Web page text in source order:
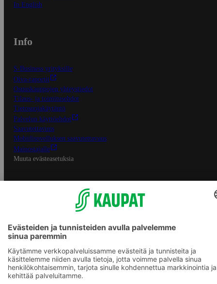
In English
Info
S-Business yrityksille
Oiva-raportit
Osuuskauppojen yhteystiedot
Tilaus- ja toimitusehdot
Tietosuojakäytäntö
Palvelun käyttöehdot
Saavutettavuus
Mobiilisovelluksen saavutettavuus
Mainostajalle
Muuta evästeasetuksia
S-ryhmän palvelut
S-ryhmä
Asiakasomistajuus
S-ostoslista -sovellus
Prisma.fi
Sokos.fi